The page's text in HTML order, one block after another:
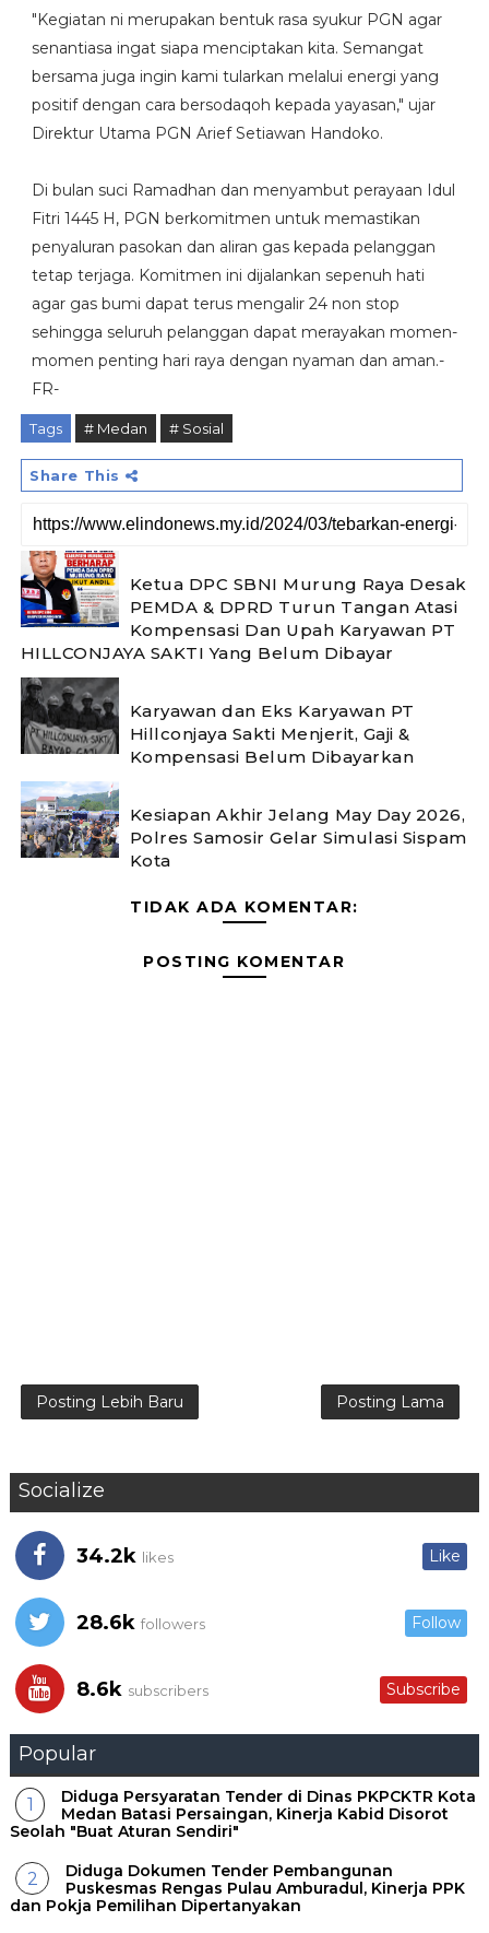
"Kegiatan ni merupakan bentuk rasa syukur PGN agar
senantiasa ingat siapa menciptakan kita. Semangat
bersama juga ingin kami tularkan melalui energi yang
positif dengan cara bersodaqoh kepada yayasan," ujar
Direktur Utama PGN Arief Setiawan Handoko.
Di bulan suci Ramadhan dan menyambut perayaan Idul
Fitri 1445 H, PGN berkomitmen untuk memastikan
penyaluran pasokan dan aliran gas kepada pelanggan
tetap terjaga. Komitmen ini dijalankan sepenuh hati
agar gas bumi dapat terus mengalir 24 non stop
sehingga seluruh pelanggan dapat merayakan momen-
momen penting hari raya dengan nyaman dan aman.-
FR-
Tags # Medan # Sosial
Share This
Ketua DPC SBNI Murung Raya Desak
PEMDA & DPRD Turun Tangan Atasi
Kompensasi Dan Upah Karyawan PT
HILLCONJAYA SAKTI Yang Belum Dibayar
Karyawan dan Eks Karyawan PT
Hillconjaya Sakti Menjerit, Gaji &
Kompensasi Belum Dibayarkan
Kesiapan Akhir Jelang May Day 2026,
Polres Samosir Gelar Simulasi Sispam
Kota
TIDAK ADA KOMENTAR:
POSTING KOMENTAR
Posting Lebih Baru Posting Lama
Socialize
34.2k likes Like
28.6k followers Follow
8.6k subscribers Subscribe
Popular
Diduga Persyaratan Tender di Dinas PKPCKTR Kota
Medan Batasi Persaingan, Kinerja Kabid Disorot
Seolah "Buat Aturan Sendiri"
Diduga Dokumen Tender Pembangunan
Puskesmas Rengas Pulau Amburadul, Kinerja PPK
dan Pokja Pemilihan Dipertanyakan